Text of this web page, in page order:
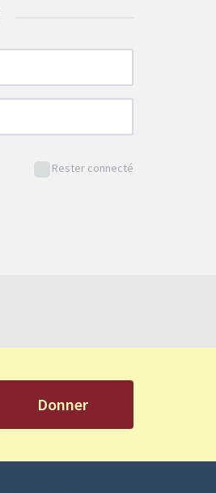
Rester connecté
Donner